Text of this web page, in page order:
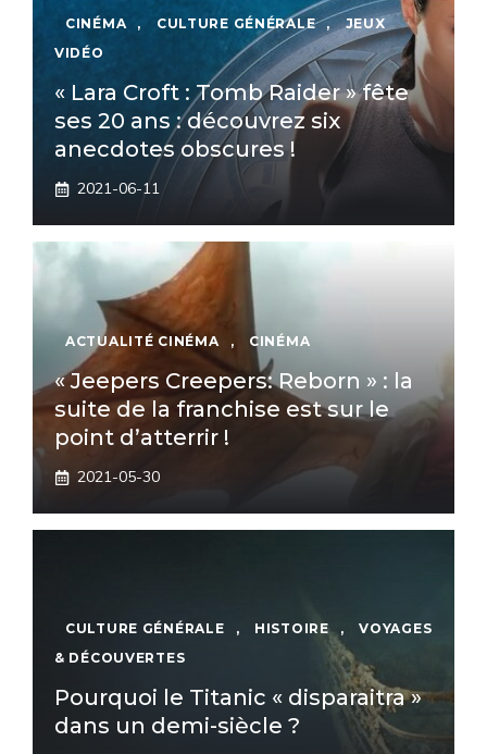
CINÉMA , CULTURE GÉNÉRALE ,
JEUX
VIDÉO
« Lara Croft : Tomb Raider » fête
ses 20 ans : découvrez six
anecdotes obscures !
2021-06-11
ACTUALITÉ CINÉMA , CINÉMA
« Jeepers Creepers: Reborn » : la
suite de la franchise est sur le
point d’atterrir !
2021-05-30
CULTURE GÉNÉRALE , HISTOIRE ,
VOYAGES
& DÉCOUVERTES
Pourquoi le Titanic « disparaitra »
dans un demi-siècle ?